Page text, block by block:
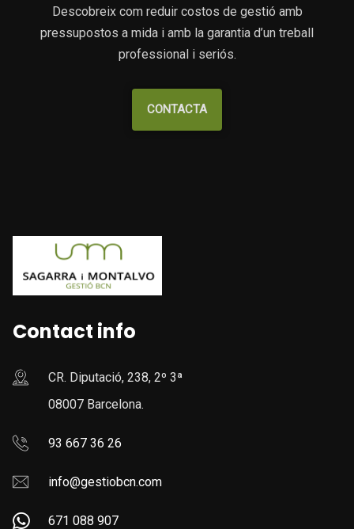
Descobreix com reduir costos de gestió amb
pressupostos a mida i amb la garantia d’un treball
professional i seriós.
CONTACTA
Contact info
CR. Diputació, 238, 2º 3ª
08007 Barcelona.
93 667 36 26
info@gestiobcn.com
671 088 907